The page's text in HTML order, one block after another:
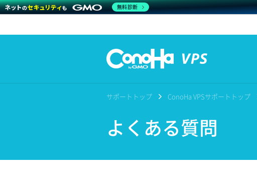
サポートトップ ConoHa VPSサポートトップ
よくある質問
無料診断